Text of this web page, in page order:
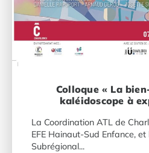
Colloque « La
kaléidoscope à
La Coordination ATL de
EFE Hainaut-Sud Enfance, et
Subrégional...